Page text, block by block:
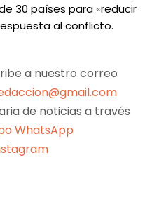
30 países para «reducir
al conflicto.
a nuestro correo
de noticias a través
WhatsApp